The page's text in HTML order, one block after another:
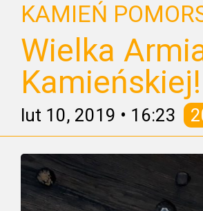
KAMIEŃ
Wielka
Kamieńskiej!
lut 10, 2019 • 16:23